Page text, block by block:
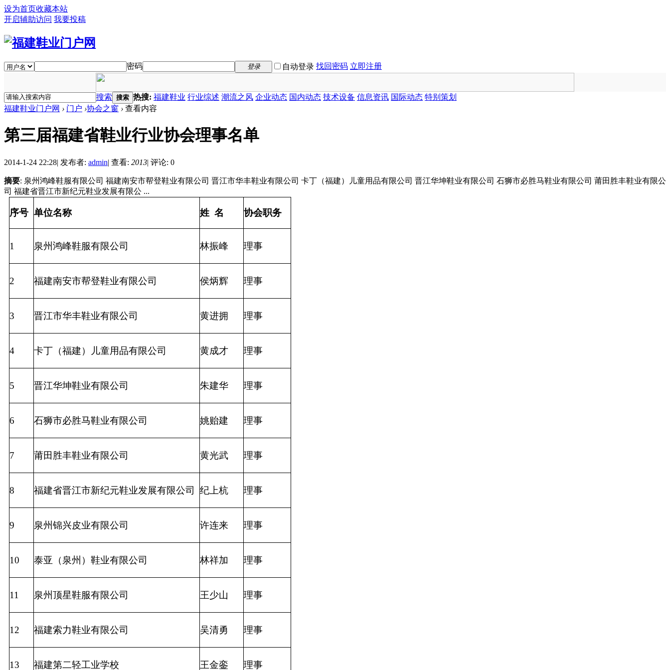
设为首页收藏本站
开启辅助访问 我要投稿
密码 登录 自动登录 找回密码 立即注册
搜索 搜索 热搜: 福建鞋业 行业综述 潮流之风 企业动态 国内动态 技术设备 信息资讯 国际动态 特别策划
福建鞋业门户网 › 门户 ›协会之窗 › 查看内容
第三届福建省鞋业行业协会理事名单
2014-1-24 22:28| 发布者: admin| 查看: 2013| 评论: 0
摘要: 泉州鸿峰鞋服有限公司 福建南安市帮登鞋业有限公司 晋江市华丰鞋业有限公司 卡丁（福建）儿童用品有限公司 晋江华坤鞋业有限公司 石狮市必胜马鞋业有限公司 莆田胜丰鞋业有限公
司 福建省晋江市新纪元鞋业发展有限公 ...
序号 单位名称 姓 名 协会职务
1 泉州鸿峰鞋服有限公司 林振峰 理事
2 福建南安市帮登鞋业有限公司 侯炳辉 理事
3 晋江市华丰鞋业有限公司 黄进拥 理事
4 卡丁（福建）儿童用品有限公司 黄成才 理事
5 晋江华坤鞋业有限公司 朱建华 理事
6 石狮市必胜马鞋业有限公司 姚贻建 理事
7 莆田胜丰鞋业有限公司 黄光武 理事
8 福建省晋江市新纪元鞋业发展有限公司 纪上杭 理事
9 泉州锦兴皮业有限公司 许连来 理事
10 泰亚（泉州）鞋业有限公司 林祥加 理事
11 泉州顶星鞋服有限公司 王少山 理事
12 福建索力鞋业有限公司 吴清勇 理事
13 福建第二轻工业学校 王金銮 理事